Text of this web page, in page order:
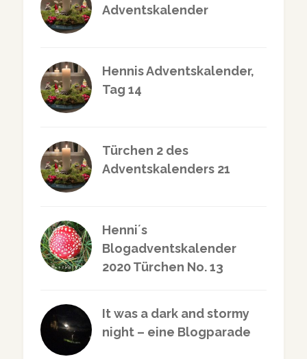
Adventskalender
Hennis Adventskalender,
Tag 14
Türchen 2 des
Adventskalenders 21
Henni´s
Blogadventskalender
2020 Türchen No. 13
It was a dark and stormy
night – eine Blogparade